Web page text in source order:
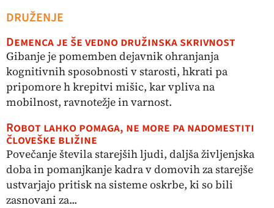
DRUŽENJE
Demenca je še vedno družinska skrivnost
Gibanje je pomemben dejavnik ohranjanja
kognitivnih sposobnosti v starosti, hkrati pa
pripomore h krepitvi mišic, kar vpliva na
mobilnost, ravnotežje in varnost.
Robot lahko pomaga, ne more pa nadomestiti
človeške bližine
Povečanje števila starejših ljudi, daljša življenjska
doba in pomanjkanje kadra v domovih za starejše
ustvarjajo pritisk na sisteme oskrbe, ki so bili
zasnovani za...